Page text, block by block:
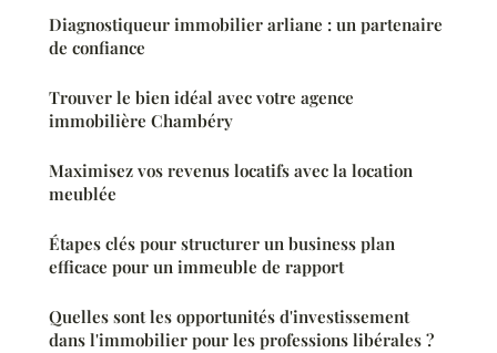
Diagnostiqueur immobilier arliane : un partenaire
de confiance
Trouver le bien idéal avec votre agence
immobilière Chambéry
Maximisez vos revenus locatifs avec la location
meublée
Étapes clés pour structurer un business plan
efficace pour un immeuble de rapport
Quelles sont les opportunités d'investissement
dans l'immobilier pour les professions libérales ?